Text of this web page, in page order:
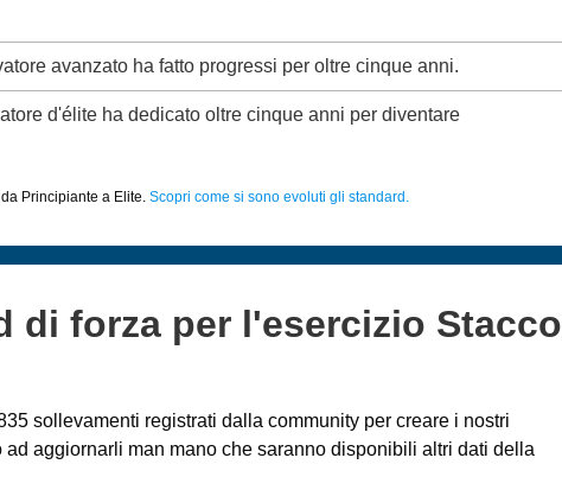
avanzato ha fatto progressi per oltre cinque anni.
d'élite ha dedicato oltre cinque anni per diventare
Principiante a Elite. Scopri come si sono evoluti gli standard.
di forza per l'esercizio Stacco
sollevamenti registrati dalla community per creare i nostri
aggiornarli man mano che saranno disponibili altri dati della